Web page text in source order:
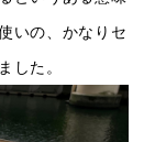
いの、かなりセ
した。